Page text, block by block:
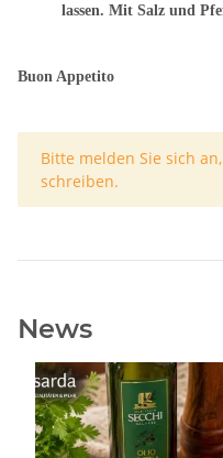
lassen. Mit Salz und
Buon Appetito
x
Bitte melden Sie sich
schreiben.
News